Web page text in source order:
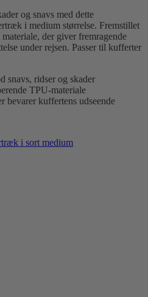
og snavs med dette
i medium størrelse. Fremstillet
der giver fremragende
under rejsen. Passer til kufferter
snavs, ridser og skader
TPU-materiale
bevarer kuffertens udseende